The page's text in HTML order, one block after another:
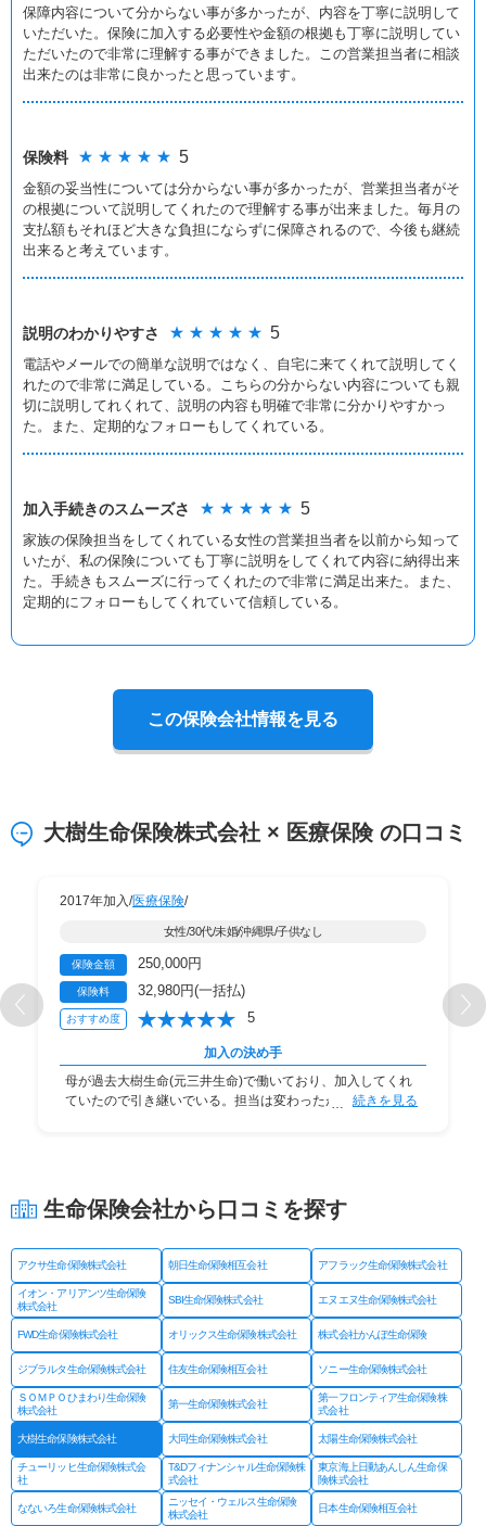
保障内容について分からない事が多かったが、内容を丁寧に説明して
いただいた。保険に加入する必要性や金額の根拠も丁寧に説明してい
ただいたので非常に理解する事ができました。この営業担当者に相談
出来たのは非常に良かったと思っています。
保険料 ★ ★ ★ ★ ★ 5
金額の妥当性については分からない事が多かったが、営業担当者がそ
の根拠について説明してくれたので理解する事が出来ました。毎月の
支払額もそれほど大きな負担にならずに保障されるので、今後も継続
出来ると考えています。
説明のわかりやすさ ★ ★ ★ ★ ★ 5
電話やメールでの簡単な説明ではなく、自宅に来てくれて説明してく
れたので非常に満足している。こちらの分からない内容についても親
切に説明してれくれて、説明の内容も明確で非常に分かりやすかっ
た。また、定期的なフォローもしてくれている。
加入手続きのスムーズさ ★ ★ ★ ★ ★ 5
家族の保険担当をしてくれている女性の営業担当者を以前から知って
いたが、私の保険についても丁寧に説明をしてくれて内容に納得出来
た。手続きもスムーズに行ってくれたので非常に満足出来た。また、
定期的にフォローもしてくれていて信頼している。
この保険会社情報を見る
大樹生命保険株式会社 × 医療保険 の口コミ
2017年加入/医療保険/
女性/30代/未婚/沖縄県/子供なし
保険金額 250,000円
保険料 32,980円(一括払)
おすすめ度 5
加入の決め手
母が過去大樹生命(元三井生命)で働いており、加入してくれ
ていたので引き継いでいる。担当は変わったが今で続きを見る
生命保険会社から口コミを探す
アクサ生命保険株式会社 朝日生命保険相互会社 アフラック生命保険株式会社
イオン・アリアンツ生命保険
株式会社
SBI生命保険株式会社 エヌエヌ生命保険株式会社
FWD生命保険株式会社 オリックス生命保険株式会社 株式会社かんぽ生命保険
ジブラルタ生命保険株式会社 住友生命保険相互会社 ソニー生命保険株式会社
ＳＯＭＰＯひまわり生命保険
株式会社
第一生命保険株式会社
第一フロンティア生命保険株
式会社
大樹生命保険株式会社 大同生命保険株式会社 太陽生命保険株式会社
チューリッヒ生命保険株式会
社
T&Dフィナンシャル生命保険株
式会社
東京海上日動あんしん生命保
険株式会社
なないろ生命保険株式会社
ニッセイ・ウェルス生命保険
株式会社
日本生命保険相互会社